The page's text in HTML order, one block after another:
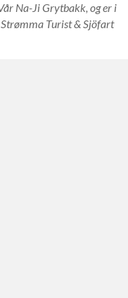
Na-Ji Grytbakk, og er i
Strømma Turist & Sjöfart